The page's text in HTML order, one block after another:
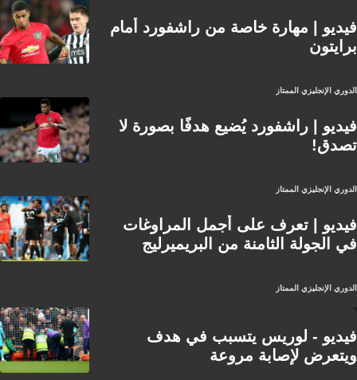
فيديو | مهارة خاصة من راشفورد أمام
برايتون
الدوري الإنجليزي الممتاز
فيديو | راشفورد يُضيع هدفًا بصورة لا
تصدق!
الدوري الإنجليزي الممتاز
فيديو | تعرف على أجمل المراوغات
في الجولة الثامنة من البريميرليج
الدوري الإنجليزي الممتاز
فيديو - لوريس يتسبب في هدف
ويتعرض لإصابة مروعة